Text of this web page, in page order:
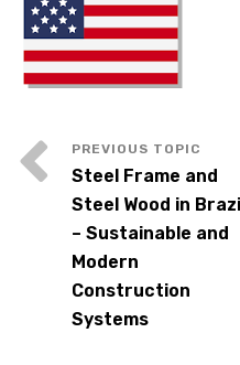
Steel Frame and
Steel Wood in
– Sustainable and
Modern
Construction
Systems